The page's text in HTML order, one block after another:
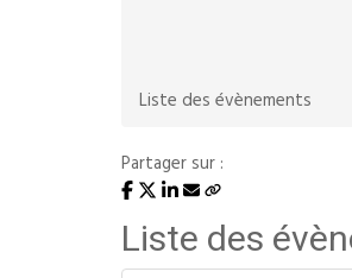
Liste des évènements
Partager sur :
Liste des